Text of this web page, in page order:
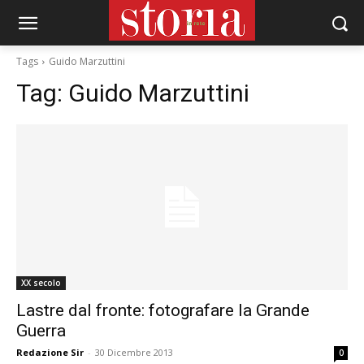
Tags Guido Marzuttini
Tag: Guido Marzuttini
XX secolo
Lastre dal fronte: fotografare la Grande
Guerra
Redazione Sir - 30 Dicembre 2013 0